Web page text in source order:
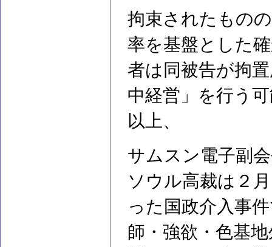
拘束されたもの
率を基盤とした
者は同被告が拘
中経営」を行う
以上、
サムスン電子副
ソウル高裁は２
った国政介入事
師・強欲・色基